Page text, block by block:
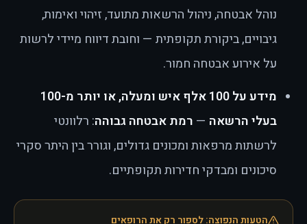
נוהל אבטחה, ניהול הרשאות מתועד, זיהוי ואימות,
גיבויים, ביקורת תקופתית — וחובת דיווח מיידי לרשות
על אירוע אבטחה חמור.
מידע על 100 אלף איש ומעלה, או יותר מ-100
בעלי הרשאה — רמת אבטחה גבוהה: רלוונטי
לרשתות מרפאות ומכונים גדולים, וגורר בין היתר סקרי
סיכונים ומבדקי חדירות תקופתיים.
הטעות הנפוצה: לספור רק את הרופאים